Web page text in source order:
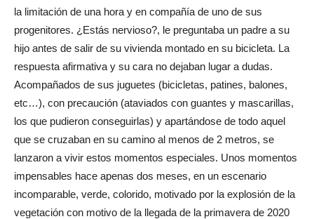
la limitación de una hora y en compañía de uno de sus
progenitores. ¿Estás nervioso?, le preguntaba un padre a su
hijo antes de salir de su vivienda montado en su bicicleta. La
respuesta afirmativa y su cara no dejaban lugar a dudas.
Acompañados de sus juguetes (bicicletas, patines, balones,
etc…), con precaución (ataviados con guantes y mascarillas,
los que pudieron conseguirlas) y apartándose de todo aquel
que se cruzaban en su camino al menos de 2 metros, se
lanzaron a vivir estos momentos especiales. Unos momentos
impensables hace apenas dos meses, en un escenario
incomparable, verde, colorido, motivado por la explosión de la
vegetación con motivo de la llegada de la primavera de 2020